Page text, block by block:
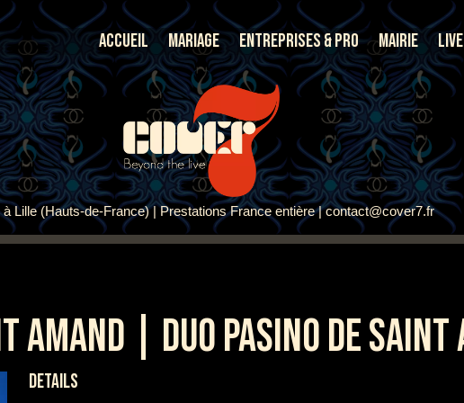
Accueil Mariage Entreprises & Pro Mairie
Lille (Hauts-de-France) | Prestations France entière | contact@cover7.fr
AMAND | DUO PASINO DE SAINT
DETAILS